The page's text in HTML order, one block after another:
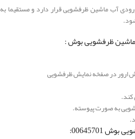
آب ماشین ظرفشویی قرار دارد و مستقیما به
ماشین ظرفشویی بوش :
ارور در صفخه نمایش ظرفشویی
به صورت پیوسته.
00645701: